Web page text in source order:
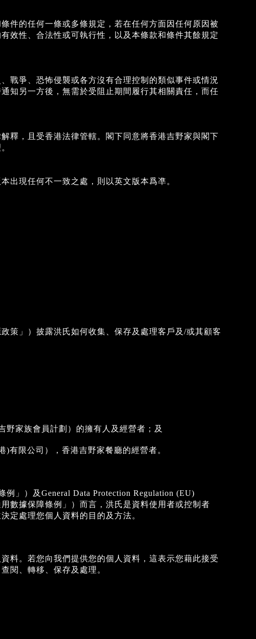
件的任何一條或多條規定，若在任何方面因任何原因被
效性、合法性或可執行性，以及本條款和條件其餘規定
戰爭、恐怖侵襲或各方沒有合理控制的類似事件或情況
知另一方後，無需於受阻止期間履行其相關責任，而任
釋，且受香港法律管轄。閣下同意將香港吉野家與閣下
出現任何不一致之處，則以英文版本爲凖。
策」）披露洪氏如何收集、保存及處理客戶及/或其顧客
家族會員計劃）的擁有人及經營者；及
限公司），香港吉野家餐廳的經營者。
」）及General Data Protection Regulation (EU)
數據保障條例」）而言，洪氏是資料使用者或控制者
定處理您個人資料的目的及方法。
料。若您向我們提供您的個人資料，這表示您藉此接受
閱、轉移、保存及處理。